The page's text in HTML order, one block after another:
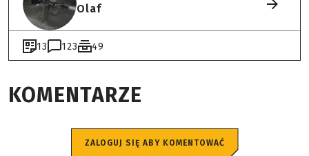
Olaf
13 123 49
KOMENTARZE
ZALOGUJ SIĘ ABY KOMENTOWAĆ